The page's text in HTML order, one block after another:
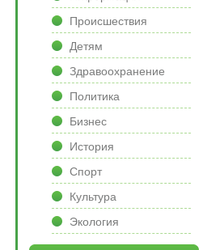
Происшествия
Детям
Здравоохранение
Политика
Бизнес
История
Спорт
Культура
Экология